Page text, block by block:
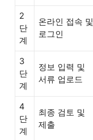
2
단
계
온라인 접속 및
로그인
3
단
계
정보 입력 및
서류 업로드
4
단
계
최종 검토 및
제출